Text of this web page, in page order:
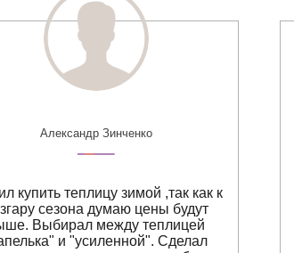
Александр Зинченко
купить теплицу зимой ,так как к
сезона думаю цены будут
Выбирал между теплицей
и "усиленной". Сделал